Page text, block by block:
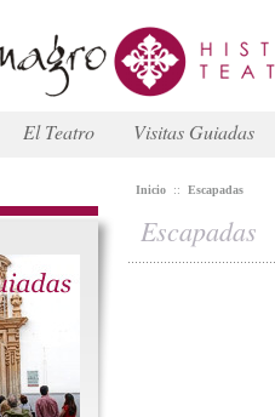
El Teatro Visitas Guiadas
Inicio :: Escapadas
Escapadas